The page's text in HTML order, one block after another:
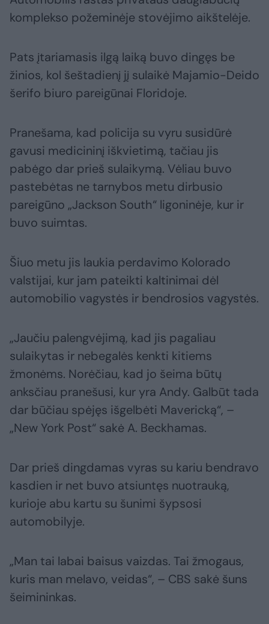
komplekso požeminėje stovėjimo aikštelėje.
Pats įtariamasis ilgą laiką buvo dingęs be
žinios, kol šeštadienį jį sulaikė Majamio-Deido
šerifo biuro pareigūnai Floridoje.
Pranešama, kad policija su vyru susidūrė
gavusi medicininį iškvietimą, tačiau jis
pabėgo dar prieš sulaikymą. Vėliau buvo
pastebėtas ne tarnybos metu dirbusio
pareigūno „Jackson South“ ligoninėje, kur ir
buvo suimtas.
Šiuo metu jis laukia perdavimo Kolorado
valstijai, kur jam pateikti kaltinimai dėl
automobilio vagystės ir bendrosios vagystės.
„Jaučiu palengvėjimą, kad jis pagaliau
sulaikytas ir nebegalės kenkti kitiems
žmonėms. Norėčiau, kad jo šeima būtų
anksčiau pranešusi, kur yra Andy. Galbūt tada
dar būčiau spėjęs išgelbėti Mavericką“, –
„New York Post“ sakė A. Beckhamas.
Dar prieš dingdamas vyras su kariu bendravo
kasdien ir net buvo atsiuntęs nuotrauką,
kurioje abu kartu su šunimi šypsosi
automobilyje.
„Man tai labai baisus vaizdas. Tai žmogaus,
kuris man melavo, veidas“, – CBS sakė šuns
šeimininkas.